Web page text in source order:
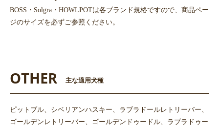
BOSS・Solgra・HOWLPOTは各ブランド規格ですので、商品ペー
ジのサイズを必ずご参照ください。
OTHER 主な適用犬種
ピットブル、シベリアンハスキー、ラブラドールレトリーバー、
ゴールデンレトリーバー、ゴールデンドゥードル、ラブラドゥー